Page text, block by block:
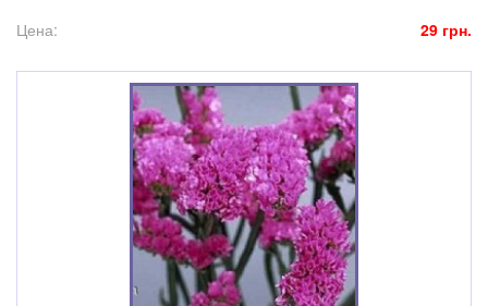
Цена:
29 грн.